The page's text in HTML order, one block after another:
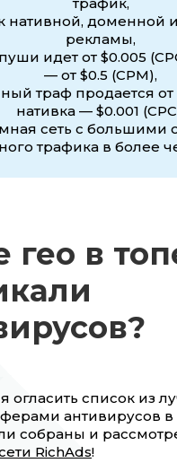
нативной, доменной
рекламы,
идет от $0.005
— от $0.5 (CPM),
траф продается от
нативка — $0.001
сеть с большими
трафика в более
гео в
огласить список из
антивирусов в
собраны и
RichAds!